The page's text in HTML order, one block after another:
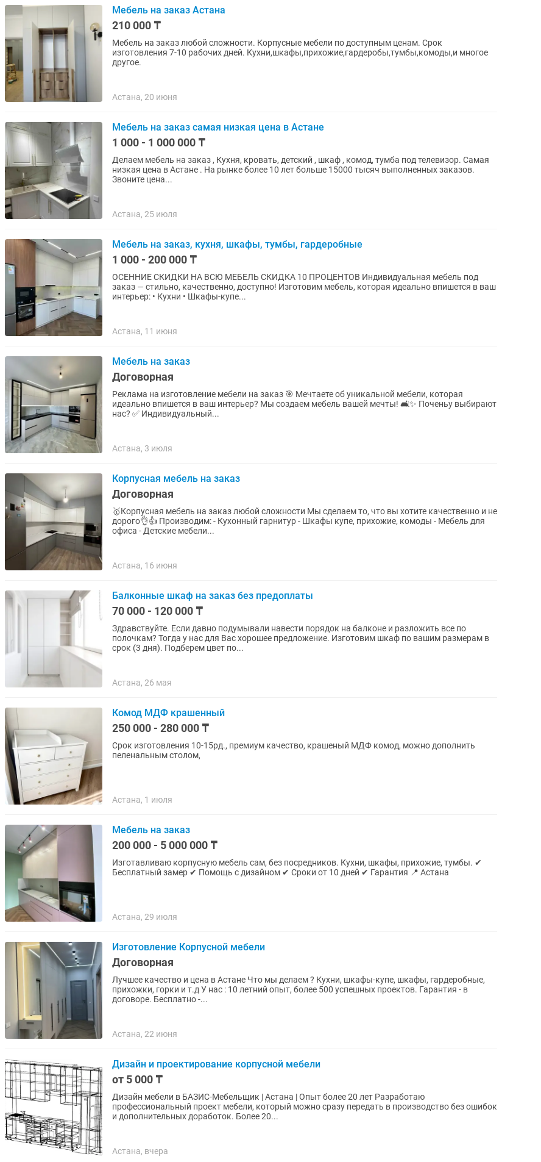
Мебель на заказ Астана
210 000 ₸
Мебель на заказ любой сложности. Корпусные мебели по доступным ценам. Срок
изготовления 7-10 рабочих дней. Кухни,шкафы,прихожие,гардеробы,тумбы,комоды,и многое
другое.
Астана, 20 июня
Мебель на заказ самая низкая цена в Астане
1 000 - 1 000 000 ₸
Делаем мебель на заказ , Кухня, кровать, детский , шкаф , комод, тумба под телевизор. Самая
низкая цена в Астане . На рынке более 10 лет больше 15000 тысяч выполненных заказов.
Звоните цена...
Астана, 25 июля
Мебель на заказ, кухня, шкафы, тумбы, гардеробные
1 000 - 200 000 ₸
ОСЕННИЕ СКИДКИ НА ВСЮ МЕБЕЛЬ СКИДКА 10 ПРОЦЕНТОВ Индивидуальная мебель под
заказ — стильно, качественно, доступно! Изготовим мебель, которая идеально впишется в ваш
интерьер: • Кухни • Шкафы-купе...
Астана, 11 июня
Мебель на заказ
Договорная
Реклама на изготовление мебели на заказ 🎯 Мечтаете об уникальной мебели, которая
идеально впишется в ваш интерьер? Мы создаем мебель вашей мечты! 🛋️✨ Поченьу выбирают
нас? ✅ Индивидуальный...
Астана, 3 июля
Корпусная мебель на заказ
Договорная
🥇Корпусная мебель на заказ любой сложности Мы сделаем то, что вы хотите качественно и не
дорого👌👍 Производим: - Кухонный гарнитур - Шкафы купе, прихожие, комоды - Мебель для
офиса - Детские мебели...
Астана, 16 июня
Балконные шкаф на заказ без предоплаты
70 000 - 120 000 ₸
Здравствуйте. Если давно подумывали навести порядок на балконе и разложить все по
полочкам? Тогда у нас для Вас хорошее предложение. Изготовим шкаф по вашим размерам в
срок (3 дня). Подберем цвет по...
Астана, 26 мая
Комод МДФ крашенный
250 000 - 280 000 ₸
Срок изготовления 10-15рд., премиум качество, крашеный МДФ комод, можно дополнить
пеленальным столом,
Астана, 1 июля
Мебель на заказ
200 000 - 5 000 000 ₸
Изготавливаю корпусную мебель сам, без посредников. Кухни, шкафы, прихожие, тумбы. ✔
Бесплатный замер ✔ Помощь с дизайном ✔ Сроки от 10 дней ✔ Гарантия 📍 Астана
Астана, 29 июля
Изготовление Корпусной мебели
Договорная
Лучшее качество и цена в Астане Что мы делаем ? Кухни, шкафы-купе, шкафы, гардеробные,
прихожки, горки и т.д У нас : 10 летний опыт, более 500 успешных проектов. Гарантия - в
договоре. Бесплатно -...
Астана, 22 июня
Дизайн и проектирование корпусной мебели
от 5 000 ₸
Дизайн мебели в БАЗИС-Мебельщик | Астана | Опыт более 20 лет Разработаю
профессиональный проект мебели, который можно сразу передать в производство без ошибок
и дополнительных доработок. Более 20...
Астана, вчера